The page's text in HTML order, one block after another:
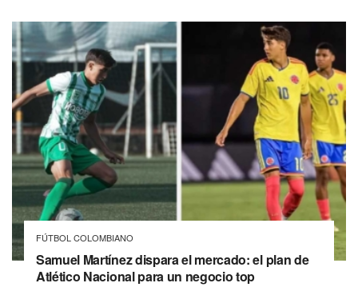
FÚTBOL COLOMBIANO
Samuel Martínez dispara el mercado: el plan de
Atlético Nacional para un negocio top